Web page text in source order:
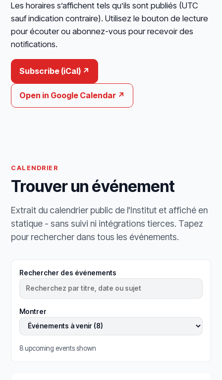
Les horaires s’affichent tels qu’ils sont publiés (UTC
sauf indication contraire). Utilisez le bouton de lecture
pour écouter ou abonnez-vous pour recevoir des
notifications.
Subscribe (iCal) ↗
Open in Google Calendar ↗
CALENDRIER
Trouver un événement
Extrait du calendrier public de l'Institut et affiché en
statique - sans suivi ni intégrations tierces. Tapez
pour rechercher dans tous les événements.
Rechercher des événements
Montrer
8 upcoming events shown